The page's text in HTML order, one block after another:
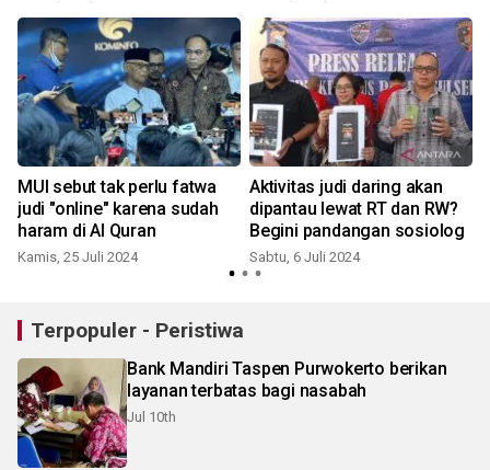
MUI sebut tak perlu fatwa
judi "online" karena sudah
haram di Al Quran
Kamis, 25 Juli 2024
Aktivitas judi daring akan
dipantau lewat RT dan RW?
Begini pandangan sosiolog
Sabtu, 6 Juli 2024
Terpopuler - Peristiwa
Bank Mandiri Taspen Purwokerto berikan
layanan terbatas bagi nasabah
Jul 10th